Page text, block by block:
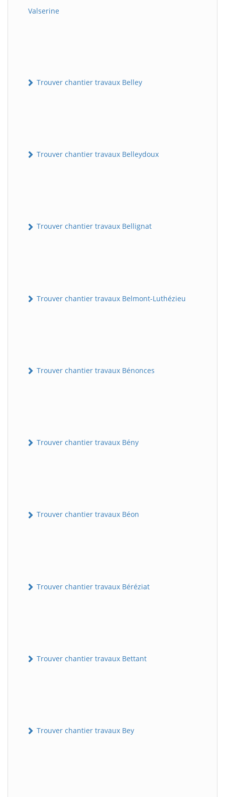
Valserine
Trouver chantier travaux Belley
Trouver chantier travaux Belleydoux
Trouver chantier travaux Bellignat
Trouver chantier travaux Belmont-Luthézieu
Trouver chantier travaux Bénonces
Trouver chantier travaux Bény
Trouver chantier travaux Béon
Trouver chantier travaux Béréziat
Trouver chantier travaux Bettant
Trouver chantier travaux Bey